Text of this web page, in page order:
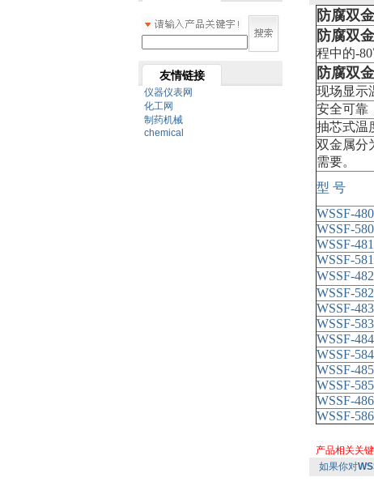
友情链接
仪器仪表网
化工网
制药机械
chemical
防腐双
防腐双
程中的-
防腐双
现场显示
安全可靠
抽芯式温
双金属分
需要。
型 号
WSSF-480
WSSF-580
WSSF-481
WSSF-581
WSSF-482
WSSF-582
WSSF-483
WSSF-583
WSSF-484
WSSF-584
WSSF-485
WSSF-585
WSSF-486
WSSF-586
产品相关关键
如果你对